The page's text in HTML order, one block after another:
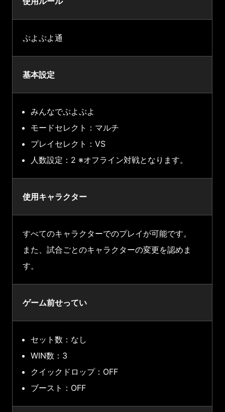
ぷよぷよ通
基本設定
みんなでぷよぷよ
モードセレクト：マルチ
プレイセレクト：VS
人数設定：2 ※オフライン対戦となります。
使用キャラクター
すべてのキャラクターでのプレイが可能です。
また、試合ごとのキャラクターの変更を認めま
す。
ゲーム前せってい
セット数：なし
WIN数：3
クイックドロップ：OFF
ブースト：OFF